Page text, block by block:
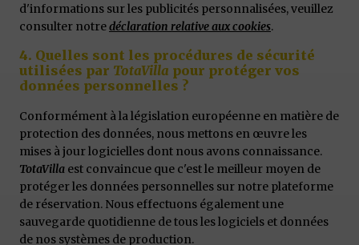
d'informations sur les publicités personnalisées, veuillez
consulter notredéclaration relative aux cookies.
4. Quelles sont les procédures de sécurité
utilisées par TotaVilla pour protéger vos
données personnelles ?
Conformément à la législation européenne en matière de
protection des données, nous mettons en œuvre les
mises à jour logicielles dont nous avons connaissance.
TotaVilla est convaincue que c'est le meilleur moyen de
protéger les données personnelles sur notre plateforme
de réservation. Nous effectuons également une
sauvegarde quotidienne de tous les logiciels et données
de nos systèmes de production.